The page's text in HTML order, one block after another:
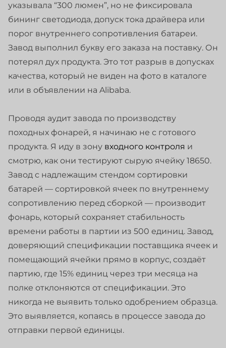
указывала “300 люмен”, но не фиксировала
бининг светодиода, допуск тока драйвера или
порог внутреннего сопротивления батареи.
Завод выполнил букву его заказа на поставку. Он
потерял дух продукта. Это тот разрыв в допусках
качества, который не виден на фото в каталоге
или в объявлении на Alibaba.
Проводя аудит завода по производству
походных фонарей, я начинаю не с готового
продукта. Я иду в зону входного контроля и
смотрю, как они тестируют сырую ячейку 18650.
Завод с надлежащим стендом сортировки
батарей — сортировкой ячеек по внутреннему
сопротивлению перед сборкой — производит
фонарь, который сохраняет стабильность
времени работы в партии из 500 единиц. Завод,
доверяющий спецификации поставщика ячеек и
помещающий ячейки прямо в корпус, создаёт
партию, где 15% единиц через три месяца на
полке отклоняются от спецификации. Это
никогда не выявить только одобрением образца.
Это выявляется, копаясь в процессе завода до
отправки первой единицы.